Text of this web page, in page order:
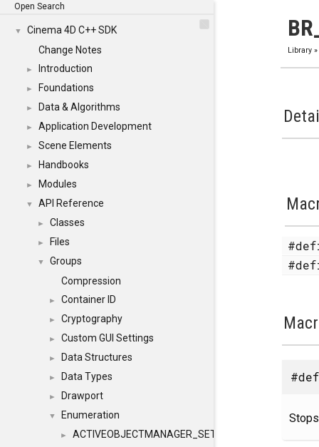
Open Search
▼
Cinema 4D C++ SDK
Change Notes
► Introduction
► Foundations
► Data & Algorithms
► Application Development
► Scene Elements
► Handbooks
► Modules
▼ API Reference
► Classes
► Files
▼
Groups
Compression
► Container ID
► Cryptography
► Custom GUI Settings
► Data Structures
► Data Types
► Drawport
▼ Enumeration
► ACTIVEOBJECTMANAGER_SETOBJECTS
Library